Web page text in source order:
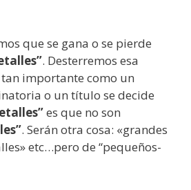
que se gana o se pierde
. Desterremos esa
importante como un
o un título se decide
es que no son
. Serán otra cosa: «grandes
etc…pero de “pequeños-